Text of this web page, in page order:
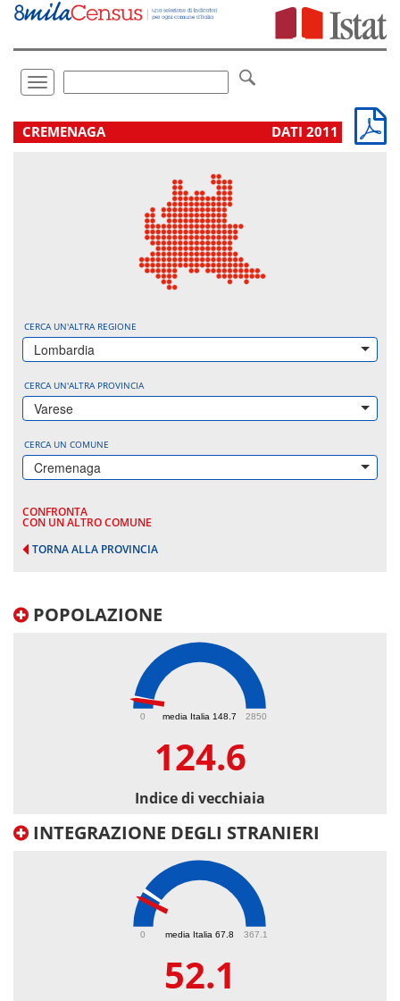
Vai
direttamente
Toggle
navigation
.
CREMENAGA DATI 2011
CERCA UN'ALTRA REGIONE
Lombardia
CERCA UN'ALTRA PROVINCIA
Varese
CERCA UN COMUNE
Cremenaga
CONFRONTA
CON UN ALTRO COMUNE
TORNA ALLA PROVINCIA
POPOLAZIONE
media Italia 148.7
0 2850
124.6
Indice di vecchiaia
INTEGRAZIONE DEGLI STRANIERI
media Italia 67.8
0 367.1
52.1